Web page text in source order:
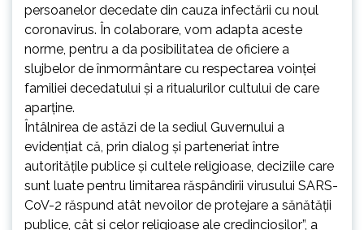
persoanelor decedate din cauza infectării cu noul
coronavirus. În colaborare, vom adapta aceste
norme, pentru a da posibilitatea de oficiere a
slujbelor de înmormântare cu respectarea voinţei
familiei decedatului şi a ritualurilor cultului de care
aparţine.
Întâlnirea de astăzi de la sediul Guvernului a
evidenţiat că, prin dialog şi parteneriat între
autorităţile publice şi cultele religioase, deciziile care
sunt luate pentru limitarea răspândirii virusului SARS-
CoV-2 răspund atât nevoilor de protejare a sănătăţii
publice, cât şi celor religioase ale credincioşilor”, a